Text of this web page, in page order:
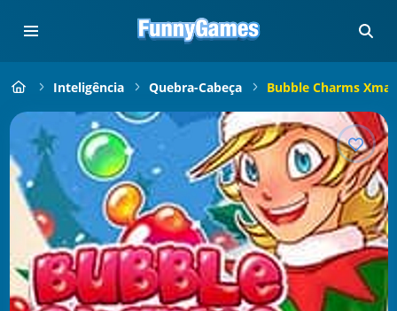
Inteligência Quebra-Cabeça Bubble Charms Xmas